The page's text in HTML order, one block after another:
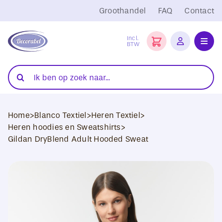
naar
inhoud
Groothandel FAQ Contact
Incl.
BTW
Folies
Transferpersen
Sublimatie
Zoeken
naar:
Home>Blanco Textiel>Heren Textiel>
Heren hoodies en Sweatshirts>
Gildan DryBlend Adult Hooded Sweat